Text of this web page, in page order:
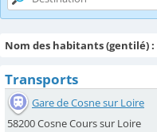
Nom des habitants (gentilé) :
Transports
Gare de Cosne sur Loire
58200 Cosne Cours sur Loire